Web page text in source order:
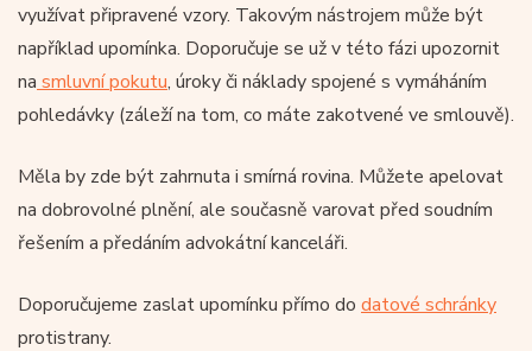
využívat připravené vzory. Takovým nástrojem může být
například upomínka. Doporučuje se už v této fázi upozornit
na smluvní pokutu, úroky či náklady spojené s vymáháním
pohledávky (záleží na tom, co máte zakotvené ve smlouvě).
Měla by zde být zahrnuta i smírná rovina. Můžete apelovat
na dobrovolné plnění, ale současně varovat před soudním
řešením a předáním advokátní kanceláři.
Doporučujeme zaslat upomínku přímo do datové schránky
protistrany.